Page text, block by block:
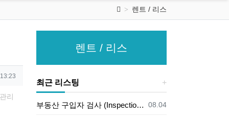
렌트 / 리스
관리
렌트 / 리스
최근 리스팅
등록일
08.04
부동산 구입자 검사 (Inspection)의무